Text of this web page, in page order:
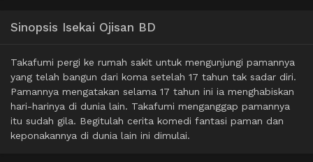
Sinopsis Isekai Ojisan BD
Takafumi pergi ke rumah sakit untuk mengunjungi pamannya
yang telah bangun dari koma setelah 17 tahun tak sadar diri.
Pamannya mengatakan selama 17 tahun ini ia menghabiskan
hari-harinya di dunia lain. Takafumi menganggap pamannya
itu sudah gila. Begitulah cerita komedi fantasi paman dan
keponakannya di dunia lain ini dimulai.